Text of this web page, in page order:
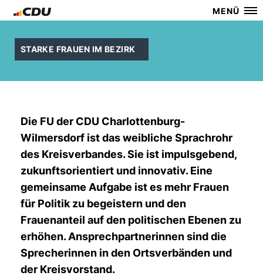
MENÜ
STARKE FRAUEN IM BEZIRK
Die FU der CDU Charlottenburg-
Wilmersdorf ist das weibliche Sprachrohr
des Kreisverbandes. Sie ist impulsgebend,
zukunftsorientiert und innovativ. Eine
gemeinsame Aufgabe ist es mehr Frauen
für Politik zu begeistern und den
Frauenanteil auf den politischen Ebenen zu
erhöhen. Ansprechpartnerinnen sind die
Sprecherinnen in den Ortsverbänden und
der Kreisvorstand.